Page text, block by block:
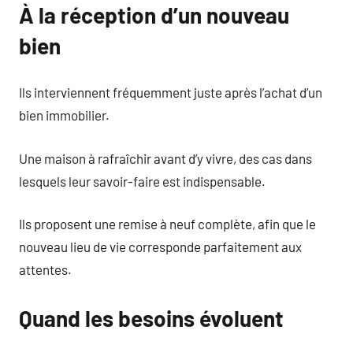
À la réception d’un nouveau
bien
Ils interviennent fréquemment juste après l’achat d’un
bien immobilier.
Une maison à rafraîchir avant d’y vivre, des cas dans
lesquels leur savoir-faire est indispensable.
Ils proposent une remise à neuf complète, afin que le
nouveau lieu de vie corresponde parfaitement aux
attentes.
Quand les besoins évoluent